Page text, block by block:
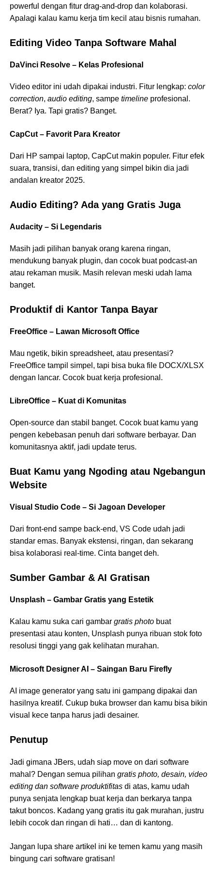
powerful dengan fitur drag-and-drop dan kolaborasi.
Apalagi kalau kamu kerja tim kecil atau bisnis rumahan.
Editing Video Tanpa Software Mahal
DaVinci Resolve – Kelas Profesional
Video editor ini udah dipakai industri. Fitur lengkap: color
correction, audio editing, sampe timeline profesional.
Berat? Iya. Tapi gratis? Banget.
CapCut – Favorit Para Kreator
Dari HP sampai laptop, CapCut makin populer. Fitur efek
suara, transisi, dan editing yang simpel bikin dia jadi
andalan kreator 2025.
Audio Editing? Ada yang Gratis Juga
Audacity – Si Legendaris
Masih jadi pilihan banyak orang karena ringan,
mendukung banyak plugin, dan cocok buat podcast-an
atau rekaman musik. Masih relevan meski udah lama
banget.
Produktif di Kantor Tanpa Bayar
FreeOffice – Lawan Microsoft Office
Mau ngetik, bikin spreadsheet, atau presentasi?
FreeOffice tampil simpel, tapi bisa buka file DOCX/XLSX
dengan lancar. Cocok buat kerja profesional.
LibreOffice – Kuat di Komunitas
Open-source dan stabil banget. Cocok buat kamu yang
pengen kebebasan penuh dari software berbayar. Dan
komunitasnya aktif, jadi update terus.
Buat Kamu yang Ngoding atau Ngebangun
Website
Visual Studio Code – Si Jagoan Developer
Dari front-end sampe back-end, VS Code udah jadi
standar emas. Banyak ekstensi, ringan, dan sekarang
bisa kolaborasi real-time. Cinta banget deh.
Sumber Gambar & AI Gratisan
Unsplash – Gambar Gratis yang Estetik
Kalau kamu suka cari gambar gratis photo buat
presentasi atau konten, Unsplash punya ribuan stok foto
resolusi tinggi yang gak kelihatan murahan.
Microsoft Designer AI – Saingan Baru Firefly
AI image generator yang satu ini gampang dipakai dan
hasilnya kreatif. Cukup buka browser dan kamu bisa bikin
visual kece tanpa harus jadi desainer.
Penutup
Jadi gimana JBers, udah siap move on dari software
mahal? Dengan semua pilihan gratis photo, desain, video
editing dan software produktifitas di atas, kamu udah
punya senjata lengkap buat kerja dan berkarya tanpa
takut boncos. Kadang yang gratis itu gak murahan, justru
lebih cocok dan ringan di hati… dan di kantong.
Jangan lupa share artikel ini ke temen kamu yang masih
bingung cari software gratisan!